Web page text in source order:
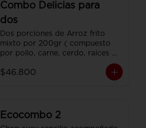
Combo Delicias para
dos
Dos porciones de Arroz frito
mixto por 200gr ( compuesto
por pollo, carne, cerdo, raíces
chinas , habichuela, zanahoria) ,
dos porciones de Chop Suey
sencillo por 200 gr , 2 Egg Roll
$46.800
Ecocombo 2